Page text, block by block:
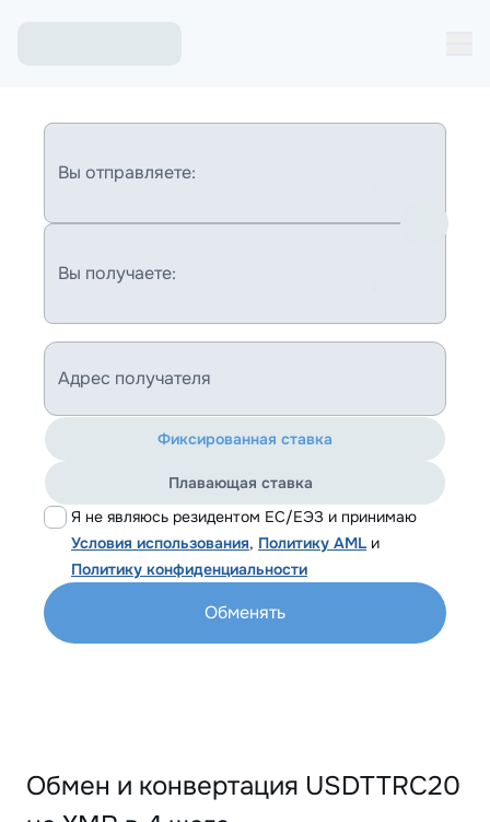
Вы отправляете:
Вы получаете:
Адрес получателя
Я не являюсь резидентом ЕС/ЕЭЗ и принимаю
Условия использования, Политику AML и
Политику конфиденциальности
Фиксированная ставка
Плавающая ставка
Обменять
Обмен и конвертация USDTTRC20